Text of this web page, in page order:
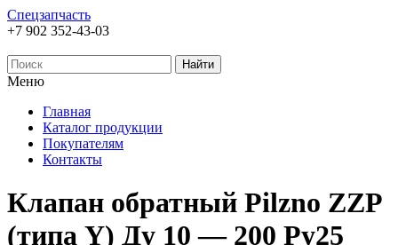
Спецзапчасть
+7 902 352-43-03
Меню
Главная
Каталог продукции
Покупателям
Контакты
Клапан обратный Pilzno ZZP
(типа Y) Ду 10 — 200 Ру25